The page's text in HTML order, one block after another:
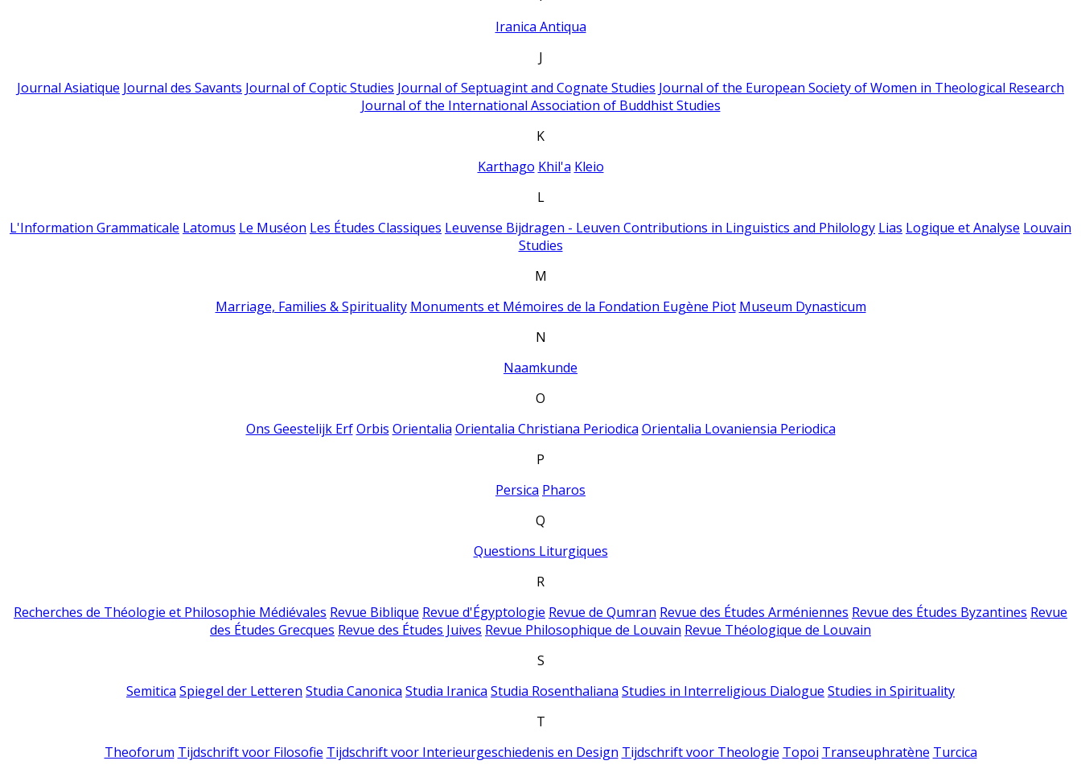
Iranica Antiqua
J
Journal Asiatique Journal des Savants Journal of Coptic Studies Journal of Septuagint and Cognate Studies Journal of the European Society of Women in Theological Research
Journal of the International Association of Buddhist Studies
K
Karthago Khil'a Kleio
L
L'Information Grammaticale Latomus Le Muséon Les Études Classiques Leuvense Bijdragen - Leuven Contributions in Linguistics and Philology Lias Logique et Analyse Louvain
Studies
M
Marriage, Families & Spirituality Monuments et Mémoires de la Fondation Eugène Piot Museum Dynasticum
N
Naamkunde
O
Ons Geestelijk Erf Orbis Orientalia Orientalia Christiana Periodica Orientalia Lovaniensia Periodica
P
Persica Pharos
Q
Questions Liturgiques
R
Recherches de Théologie et Philosophie Médiévales Revue Biblique Revue d'Égyptologie Revue de Qumran Revue des Études Arméniennes Revue des Études Byzantines Revue
des Études Grecques Revue des Études Juives Revue Philosophique de Louvain Revue Théologique de Louvain
S
Semitica Spiegel der Letteren Studia Canonica Studia Iranica Studia Rosenthaliana Studies in Interreligious Dialogue Studies in Spirituality
T
Theoforum Tijdschrift voor Filosofie Tijdschrift voor Interieurgeschiedenis en Design Tijdschrift voor Theologie Topoi Transeuphratène Turcica